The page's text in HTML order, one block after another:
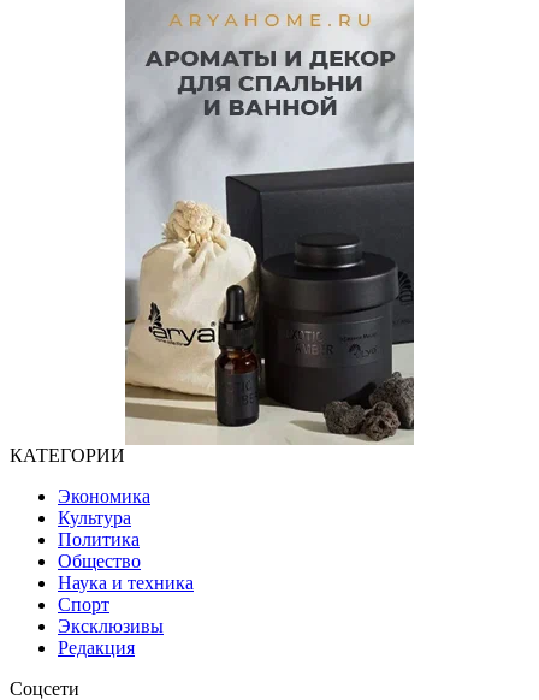
КАТЕГОРИИ
Экономика
Культура
Политика
Общество
Наука и техника
Спорт
Эксклюзивы
Редакция
Соцсети